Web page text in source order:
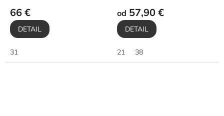
66 €
DETAIL
31
od 57,90 €
DETAIL
21 38